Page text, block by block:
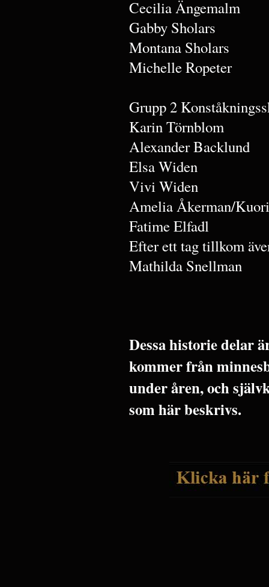
Cecilia Ängemalm
Gabby Sholars
Montana Sholars
Michelle Ropeter
Grupp 2
Karin Törnblom
Alexander Backlund
Elsa Widen
Vivi Widen
Amelia Åkerman/
Fatime Elfadl
Efter ett tag tillkom
Mathilda Snellman
Dessa historie delar
kommer från
under åren, och
som här beskrivs.